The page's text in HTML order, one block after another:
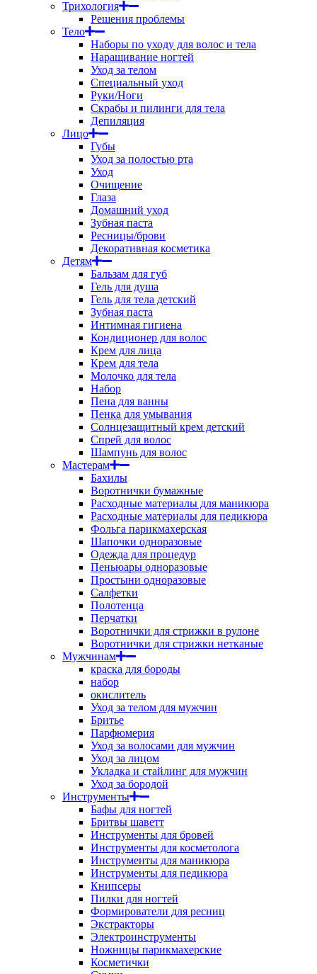
Трихология
Решения проблемы
Тело
Наборы по уходу для волос и тела
Наращивание ногтей
Уход за телом
Специальный уход
Руки/Ноги
Скрабы и пилинги для тела
Депиляция
Лицо
Губы
Уход за полостью рта
Уход
Очищение
Глаза
Домашний уход
Зубная паста
Ресницы/брови
Декоративная косметика
Детям
Бальзам для губ
Гель для душа
Гель для тела детский
Зубная паста
Интимная гигиена
Кондиционер для волос
Крем для лица
Крем для тела
Молочко для тела
Набор
Пена для ванны
Пенка для умывания
Солнцезащитный крем детский
Спрей для волос
Шампунь для волос
Мастерам
Бахилы
Воротнички бумажные
Расходные материалы для маникюра
Расходные материалы для педикюра
Фольга парикмахерская
Шапочки одноразовые
Одежда для процедур
Пеньюары одноразовые
Простыни одноразовые
Салфетки
Полотенца
Перчатки
Воротнички для стрижки в рулоне
Воротнички для стрижки нетканые
Мужчинам
краска для бороды
набор
окислитель
Уход за телом для мужчин
Бритье
Парфюмерия
Уход за волосами для мужчин
Уход за лицом
Укладка и стайлинг для мужчин
Уход за бородой
Инструменты
Бафы для ногтей
Бритвы шаветт
Инструменты для бровей
Инструменты для косметолога
Инструменты для маникюра
Инструменты для педикюра
Книпсеры
Пилки для ногтей
Формирователи для ресниц
Экстракторы
Электроинструменты
Ножницы парикмахерские
Косметички